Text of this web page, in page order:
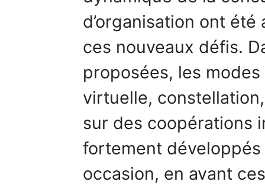
d’organisation ont
ces nouveaux défis.
proposées, les
virtuelle,
sur des coopérations
fortement
occasion, en avant